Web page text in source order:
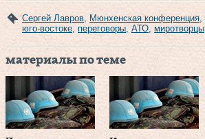
Сергей Лавров Мюнхенская конференция
юго-востоке переговоры АТО миротворцы
материалы по теме